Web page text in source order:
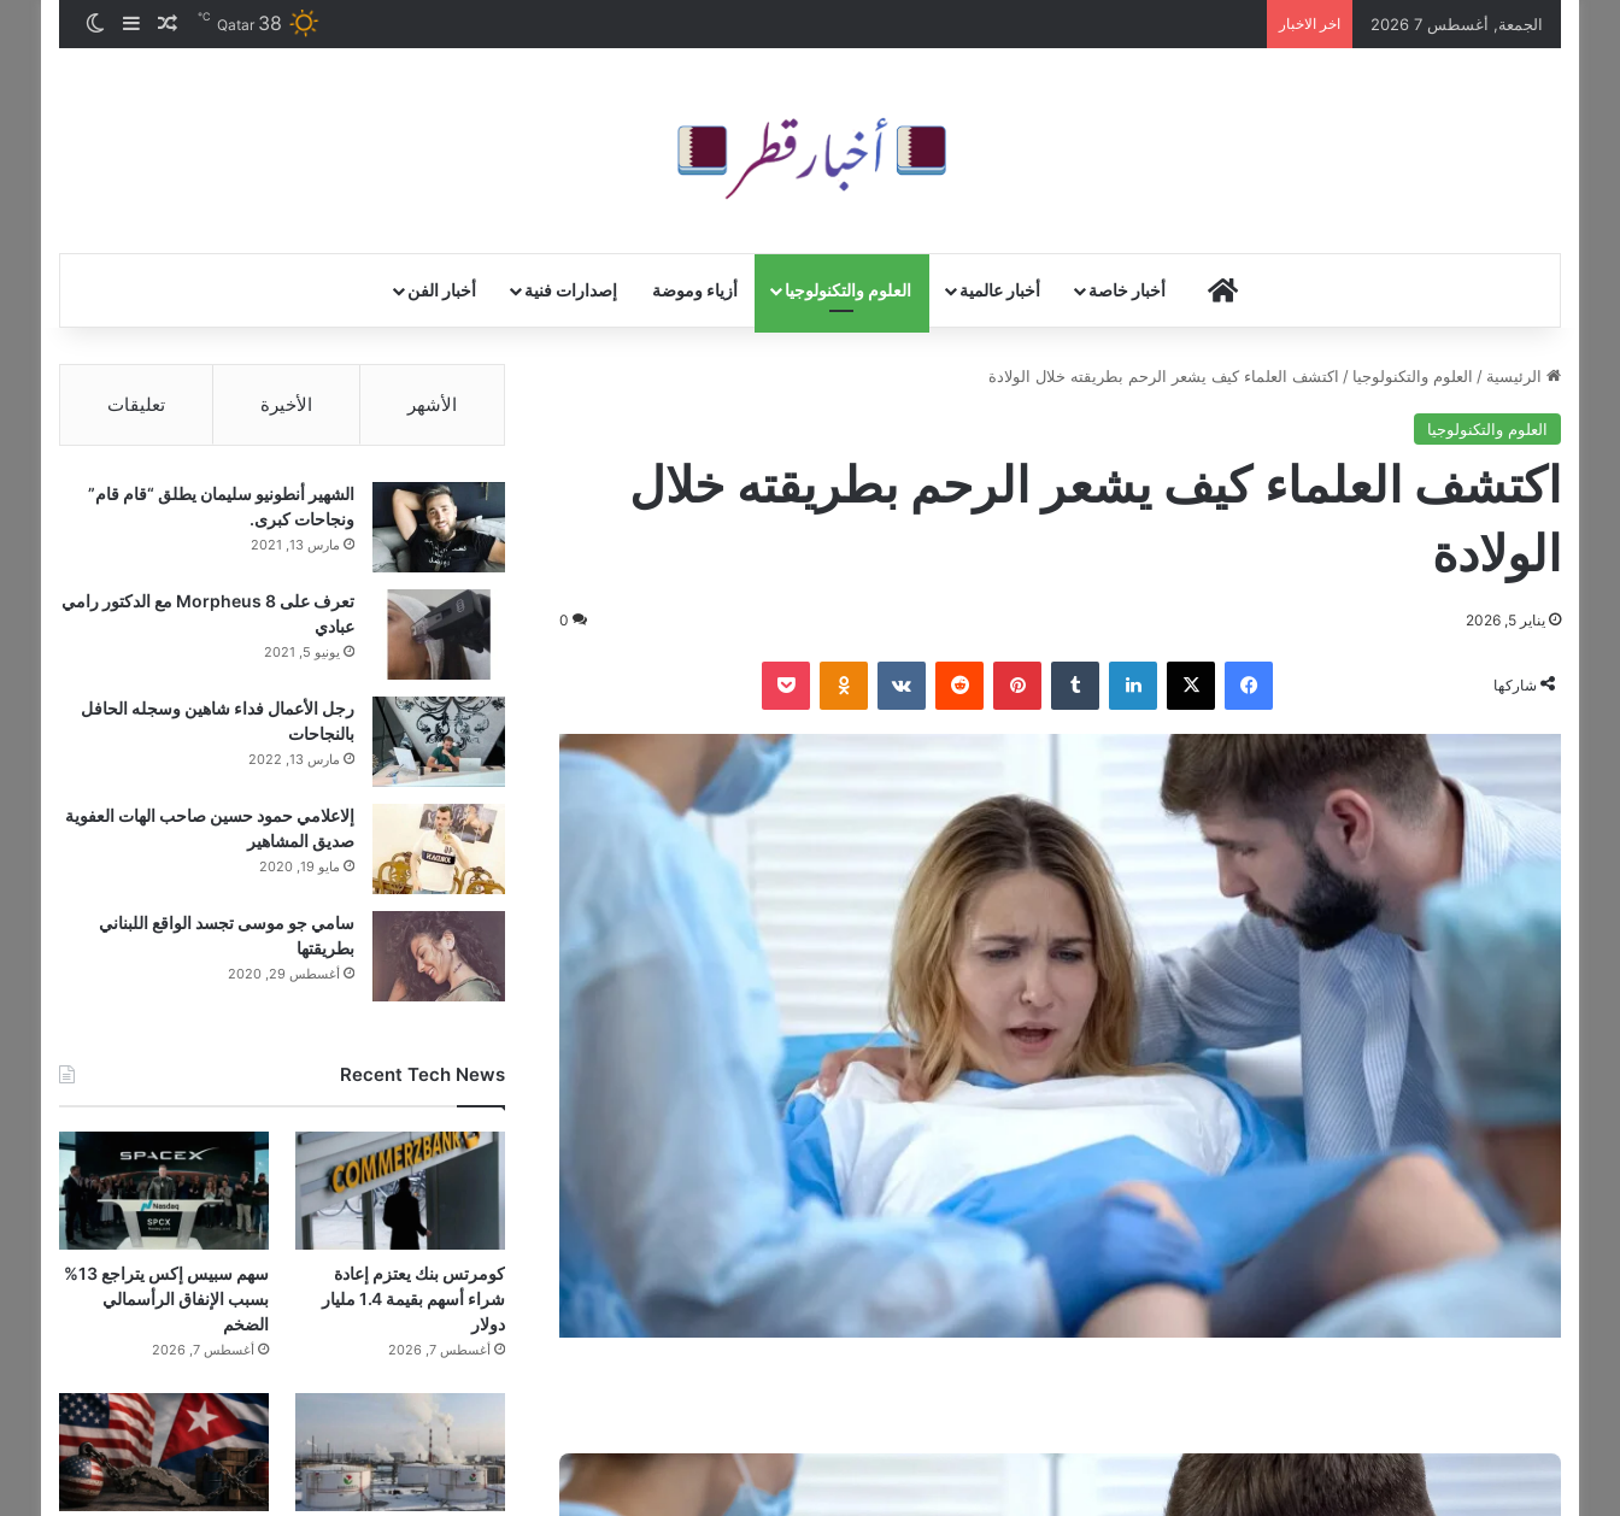
الجمعة, أغسطس 7 2026 اخر الاخبار Qatar 38
℃ مقال عشوائي
إضافة عمود
HOMEأخبار خاصة أخبار عالمية العلوم والتكنولوجيا أزياء وموضة إصدارات فنية أخبار الفن
الرئيسية / العلوم والتكنولوجيا / اكتشف العلماء كيف يشعر الرحم بطريقته خلال الولادة
العلوم والتكنولوجيا
اكتشف العلماء كيف يشعر الرحم بطريقته خلال
الولادة
يناير 5, 2026 0
شاركها
فيسبوك ‫X لينكدإن ‏Tumblr بينتيريست ‏Reddit
‏VKontakte
Odnoklassniki
‫Pocket
الأشهر الأخيرة تعليقات
الشهير أنطونيو سليمان يطلق “قام قام”
ونجاحات كبرى.
مارس 13, 2021
تعرف على Morpheus 8 مع الدكتور رامي
عبادي
يونيو 5, 2021
رجل الأعمال فداء شاهين وسجله الحافل
بالنجاحات
مارس 13, 2022
إلاعلامي حمود حسين صاحب الهات العفوية
صديق المشاهير
مايو 19, 2020
سامي جو موسى تجسد الواقع اللبناني
بطريقتها
أغسطس 29, 2020
Recent Tech News
كومرتس بنك يعتزم إعادة
شراء أسهم بقيمة 1.4 مليار
دولار
أغسطس 7, 2026
سهم سبيس إكس يتراجع 13%
بسبب الإنفاق الرأسمالي
الضخم
أغسطس 7, 2026